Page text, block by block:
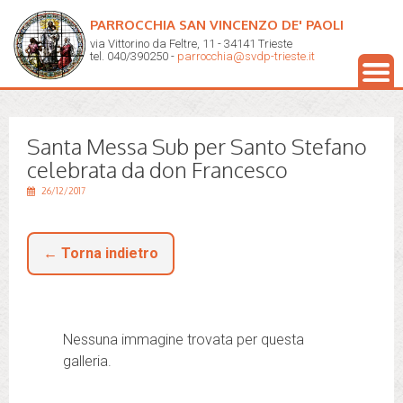
PARROCCHIA SAN VINCENZO DE' PAOLI
via Vittorino da Feltre, 11 - 34141 Trieste
tel. 040/390250 - parrocchia@svdp-trieste.it
Santa Messa Sub per Santo Stefano
celebrata da don Francesco
26/12/2017
← Torna indietro
Nessuna immagine trovata per questa
galleria.